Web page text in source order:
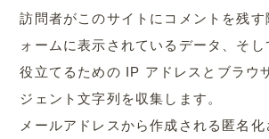
訪問者がこのサイトにコメントを残す
ォームに表示されているデータ、そし
役立てるための IP アドレスとブラウ
ジェント文字列を収集します。
メールアドレスから作成される匿名